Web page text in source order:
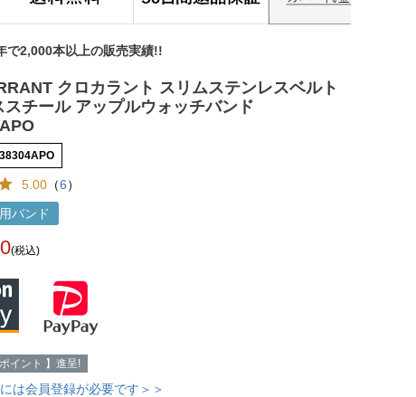
で2,000本以上の販売実績!!
クロカラント スリムステンレスベルト
スチール アップルウォッチバンド
5.00 （6）
バンド
(税込)
ポイント 】進呈!
は会員登録が必要です＞＞